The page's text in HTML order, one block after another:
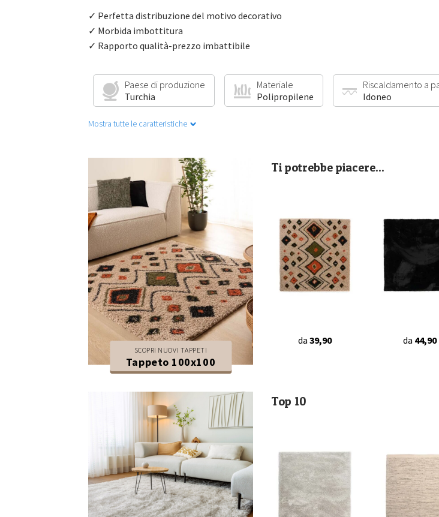
✓ Perfetta distribuzione del motivo decorativo
✓ Morbida imbottitura
✓ Rapporto qualità-prezzo imbattibile
Paese di produzione
Turchia
Materiale
Polipropilene
Riscaldamento a
Idoneo
Mostra tutte le caratteristiche
SCOPRI NUOVI TAPPETI
Tappeto 100x100
Ti potrebbe piacere...
da 39,90 da 44,90
Top 10